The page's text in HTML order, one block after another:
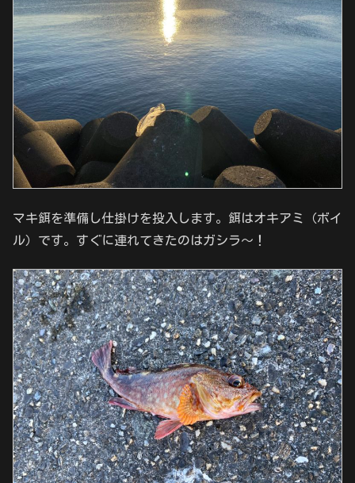
マキ餌を準備し仕掛けを投入します。餌はオキアミ（ボイ
ル）です。すぐに連れてきたのはガシラ～！